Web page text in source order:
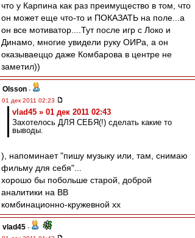
что у Карпина как раз преимущество в том, что
он может еще что-то и ПОКАЗАТЬ на поле...а
он все мотиватор....Тут после игр с Локо и
Динамо, многие увидели руку ОИРа, а он
оказываеццо даже Комбарова в центре не
заметил))
Olsson -
01 дек 2011 02:23
vlad45 » 01 дек 2011 02:43
Захотелось ДЛЯ СЕБЯ(!) сделать какие то
выводы.
), напоминает "пишу музыку или, там, снимаю
фильму для себя"...
хорошо бы побольше старой, доброй
аналитики на ВВ
комбинационно-кружевной хх
vlad45 -